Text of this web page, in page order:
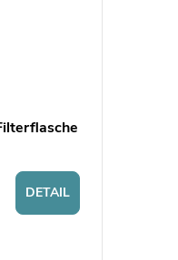
DETAIL